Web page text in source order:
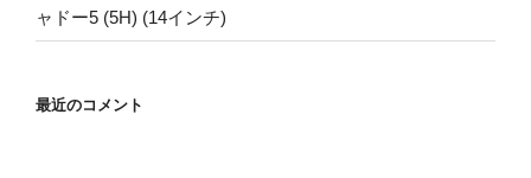
ャドー5 (5H) (14インチ)
最近のコメント